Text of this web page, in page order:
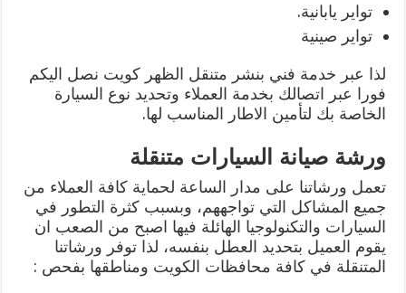
تواير يابانية.
تواير صينية
لذا عبر خدمة فني بنشر متنقل الظهر كويت نصل اليكم
فورا عبر اتصالك بخدمة العملاء وتحديد نوع السيارة
الخاصة بك لتأمين الاطار المناسب لها.
ورشة صيانة السيارات متنقلة
تعمل ورشاتنا على مدار الساعة لحماية كافة العملاء من
جميع المشاكل التي تواجههم، وبسبب كثرة التطور في
السيارات والتكنولوجيا الهائلة فيها اصبح من الصعب ان
يقوم العميل بتحديد العطل بنفسه، لذا توفر ورشاتنا
المتنقلة في كافة محافظات الكويت ومناطقها بفحص :